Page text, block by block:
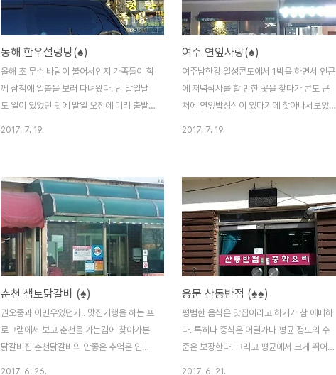
동해 한우설렁탕(♠)
올해 초 무슨 바람이 불어서인지 가족들이 함
께 삼척에 일출을 보러 다녀왔다. 난 말일날
도 일이 있었던 탓에 말일 오전에 미리 출발
한 점심먹을 장소는 원래 동해시청 앞의 중국
집이었다.. 그러나 새해 첫날이라서인지 그날
은 문을 닫았고, 믿고 보는 블로거의 포스팅
을 보고 동해시청에서 조금 올라가는 길의 한
우설렁탕을 찾았다. 정말로 가게 이름이 한우
설렁탕.. 심지어 메뉴도 설렁탕, 우족탕, 우족
수육 3가지뿐... (역시 맛집의 기본요건 적은
메뉴) 다들 설렁탕을 시켜서 인증샷은 설렁탕
뿐.. 깍두기와 김치도 상당히 맛있고 무엇보
다도 탕 자체가 진..
2017. 7. 19.
여주 연잎사랑(♠)
여주남한강 일성콘도에서 1박을 하면서 인근
에 저녁식사를 할 만한 곳을 찾다가 콘도 근
처에 연잎밥정식이 있다기에 찾아나서보았다
건강한 맛의 죽이 나오고그 다음에 이렇게 정
갈한 한상이 차려진다 기본 반찬은 옆에서 리
필해올수 있고 보다시피 한식 위주로 되어있
어서 여기에 된장찌개가 추가되었다 보는 그
대로 맛은 건강해 질것같은 맛이었는데 크게
짜거나 맵지 않은데도 맛이 잘 어우러진다 옆
에 연잎의 향이 나는 식혜디저트도 좋았고 연
잎차는 무제한으로 마실수 있었다. 이곳의 연
잎차와 연자육은 따로 판매를 하고있어서 돌
아오는 길에 사다가 지금도 마시고 있다..
2017. 7. 19.
춘천 샘토닭갈비 (♠)
권오중과 이민우였던가.. 맛집기행을 하는 프
로그램에서 보고 춘천을 가는김에 찾아가본
닭갈비집 춘천닭갈비의 안좋은 추억은 입대
2017. 6. 26.
용문 산동반점 (♠♠)
평범한 음식은 맛집이라고 하기가 참 애매하
다. 특히나 중식은 어딜가나 평균 정도의 수
준은 보장한다. 그리고 평균에서 크게 뛰어나
2017. 6. 21.